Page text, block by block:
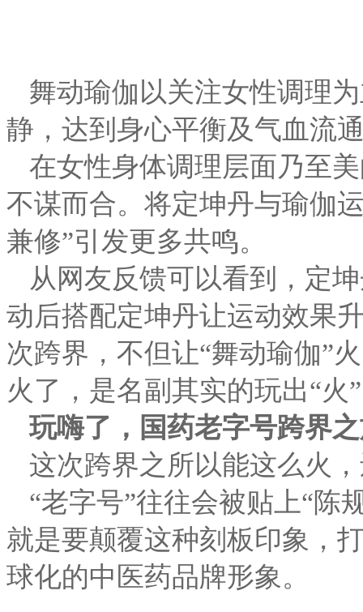
舞动瑜伽以关注女性调理
静，达到身心平衡及气血流
在女性身体调理层面乃至
不谋而合。将定坤丹与瑜伽
兼修”引发更多共鸣。
从网友反馈可以看到，定
动后搭配定坤丹让运动效果
次跨界，不但让“舞动瑜伽”
火了，是名副其实的玩出“火
玩嗨了 ，国药老字号跨界
这次跨界之所以能这么火
“老字号”往往会被贴上“陈
就是要颠覆这种刻板印象，
球化的中医药品牌形象。